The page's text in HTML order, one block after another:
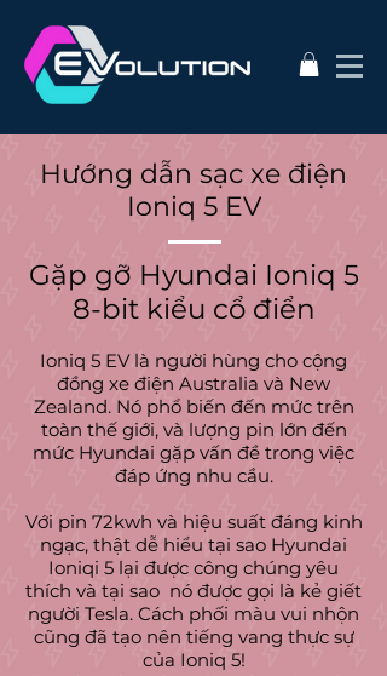
Hướng dẫn sạc xe điện
Ioniq 5 EV
Gặp gỡ Hyundai Ioniq 5
8-bit kiểu cổ điển
Ioniq 5 EV là người hùng cho cộng
đồng xe điện Australia và New
Zealand. Nó phổ biến đến mức trên
toàn thế giới, và lượng pin lớn đến
mức Hyundai gặp vấn đề trong việc
đáp ứng nhu cầu.
Với pin 72kwh và hiệu suất đáng kinh
ngạc, thật dễ hiểu tại sao Hyundai
Ioniqi 5 lại được công chúng yêu
thích và tại sao nó được gọi là kẻ giết
người Tesla. Cách phối màu vui nhộn
cũng đã tạo nên tiếng vang thực sự
của Ioniq 5!